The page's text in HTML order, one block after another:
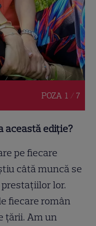
POZA 1 / 7
această ediție?
pe fiecare
câtă muncă se
lor.
fiecare român
țării. Am un